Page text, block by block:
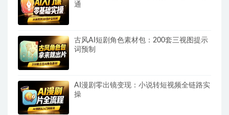
通
古风AI短剧角色素材包：200套三视图提示
词预制
AI漫剧零出镜变现：小说转短视频全链路实
操